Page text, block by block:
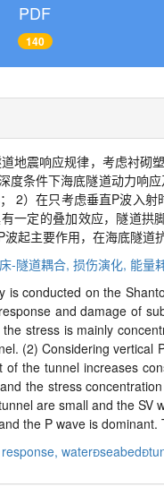
PDF
140
地震响应规律，考虑衬砌
度条件下海底隧道动力响
2）在只考虑垂直P波入射
一定的叠加效应，隧道拱
波起主要作用，在海底隧道
-隧道耦合, 损伤演化, 能量
is conducted on the
and damage of
stress is mainly
(2) Considering
the tunnel increases
the stress
are small and the
the P wave is
waterseabed